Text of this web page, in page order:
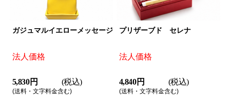
ガジュマルイエローメッセージ
法人価格
5,830 円 (税込)
(送料・文字料金含む)
プリザーブド セレナ
法人価格
4,840 円 (税込)
(送料・文字料金含む)